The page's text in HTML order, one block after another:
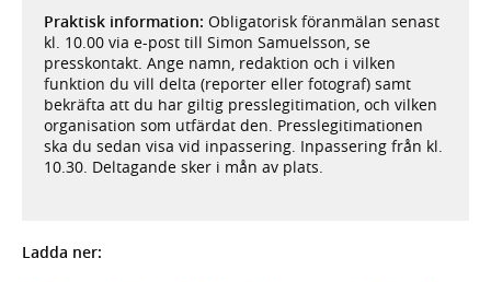
Praktisk information: Obligatorisk föranmälan senast
kl. 10.00 via e-post till Simon Samuelsson, se
presskontakt. Ange namn, redaktion och i vilken
funktion du vill delta (reporter eller fotograf) samt
bekräfta att du har giltig presslegitimation, och vilken
organisation som utfärdat den. Presslegitimationen
ska du sedan visa vid inpassering. Inpassering från kl.
10.30. Deltagande sker i mån av plats.
Ladda ner: